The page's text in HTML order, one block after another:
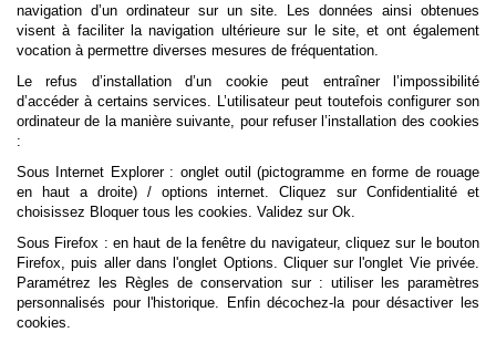
navigation d’un ordinateur sur un site. Les données ainsi obtenues
visent à faciliter la navigation ultérieure sur le site, et ont également
vocation à permettre diverses mesures de fréquentation.
Le refus d’installation d’un cookie peut entraîner l’impossibilité
d’accéder à certains services. L’utilisateur peut toutefois configurer son
ordinateur de la manière suivante, pour refuser l’installation des cookies
:
Sous Internet Explorer : onglet outil (pictogramme en forme de rouage
en haut a droite) / options internet. Cliquez sur Confidentialité et
choisissez Bloquer tous les cookies. Validez sur Ok.
Sous Firefox : en haut de la fenêtre du navigateur, cliquez sur le bouton
Firefox, puis aller dans l'onglet Options. Cliquer sur l'onglet Vie privée.
Paramétrez les Règles de conservation sur : utiliser les paramètres
personnalisés pour l'historique. Enfin décochez-la pour désactiver les
cookies.